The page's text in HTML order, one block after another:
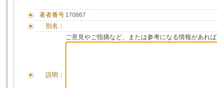
著者番号 170867
別名：
説明：
ご意見やご指摘など、または参考になる情報があれ